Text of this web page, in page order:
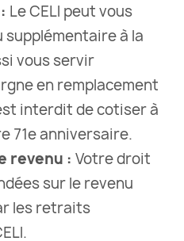
Le CELI peut vous
à la
vous servir
en remplacement
interdit de cotiser à
71e anniversaire.
revenu : Votre droit
sur le revenu
les retraits